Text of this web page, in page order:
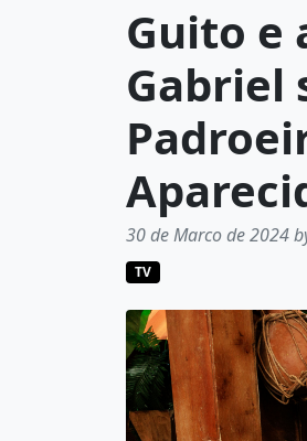
Guito e
Gabriel
30 de Marco de 2024
TV